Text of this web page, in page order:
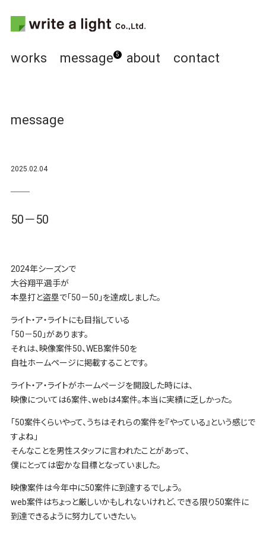
works message 5 about contact
message
2025.02.04
50－50
2024年シーズンで
大谷翔平選手が
本塁打と盗塁で「50－50」を達成しました。
ライト・ア・ライトにも目指している
「50－50」があります。
それは、映像案件50、WEB案件50を
自社ホームページに掲載することです。
ライト・ア・ライトがホームぺージを開設した時には、
映像については6案件、webは4案件。本当に実績に乏しかった。
「50案件くらいやって、うちはそれらの案件を『やっている』という感じで
すよね」
そんなことを男性スタッフに言われたことがあって、
僕にとっては密かな目標となっていました。
映像案件は今年中に50案件に到達するでしょう。
web案件はちょっと厳しいかもしれないけれど、できる限り50案件に
到達できるように努力していきたい。